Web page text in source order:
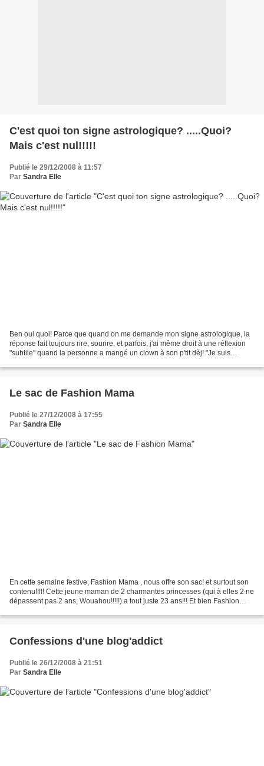
C'est quoi ton signe astrologique? .....Quoi?
Mais c'est nul!!!!!
Publié le 29/12/2008 à 11:57
Par Sandra Elle
Ben oui quoi! Parce que quand on me demande mon signe astrologique, la
réponse fait toujours rire, sourire, et parfois, j'ai même droit à une réflexion
"subtile" quand la personne a mangé un clown à son p'tit dèj! "Je suis
Le sac de Fashion Mama
Publié le 27/12/2008 à 17:55
Par Sandra Elle
En cette semaine festive, Fashion Mama , nous offre son sac! et surtout son
contenu!!!!! Cette jeune maman de 2 charmantes princesses (qui à elles 2 ne
dépassent pas 2 ans, Wouahou!!!!!) a tout juste 23 ans!!! Et bien Fashion
Confessions d'une blog'addict
Publié le 26/12/2008 à 21:51
Par Sandra Elle